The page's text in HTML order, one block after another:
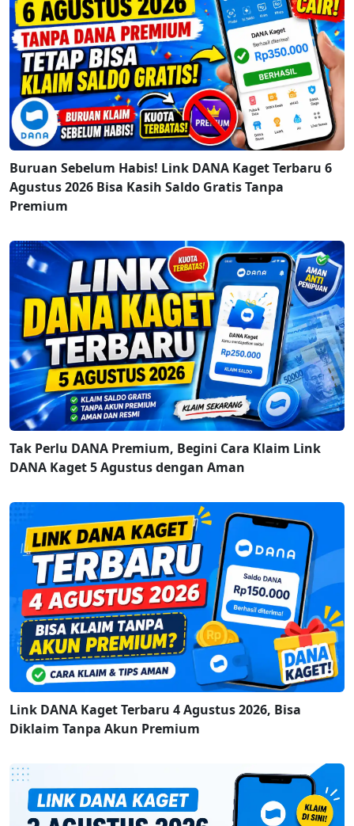
Buruan Sebelum Habis! Link DANA Kaget Terbaru 6
Agustus 2026 Bisa Kasih Saldo Gratis Tanpa
Premium
Tak Perlu DANA Premium, Begini Cara Klaim Link
DANA Kaget 5 Agustus dengan Aman
Link DANA Kaget Terbaru 4 Agustus 2026, Bisa
Diklaim Tanpa Akun Premium